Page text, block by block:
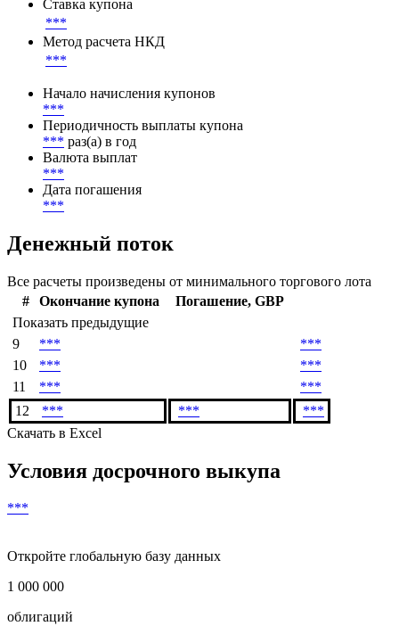
Плавающая ставка
Базовая ставка
SONIA
Ставка купона
Метод расчета НКД
***
Начало начисления купонов
***
Периодичность выплаты купона
***
Дата погашения
Денежный поток
Все расчеты произведены от минимального торгового лота
#
Окончание купона
Показать предыдущие
9
***
***
10
***
***
12
*** ***
Откройте глобальную базу данных